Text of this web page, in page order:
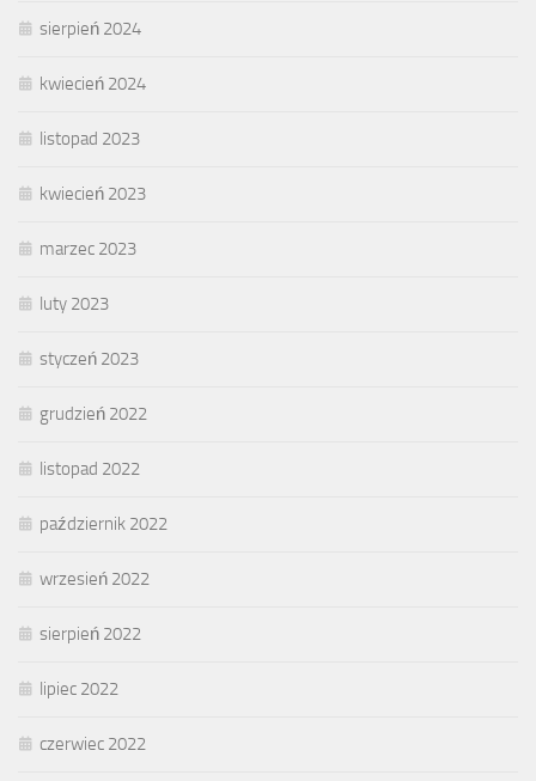
sierpień 2024
kwiecień 2024
listopad 2023
kwiecień 2023
marzec 2023
luty 2023
styczeń 2023
grudzień 2022
listopad 2022
październik 2022
wrzesień 2022
sierpień 2022
lipiec 2022
czerwiec 2022